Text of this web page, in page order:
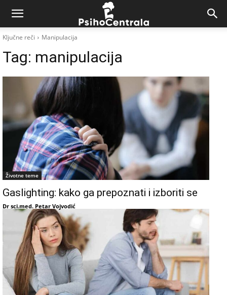
Ključne reči Manipulacija
Tag: manipulacija
Životne teme
Gaslighting: kako ga prepoznati i izboriti se
Dr sci.med. Petar Vojvodić